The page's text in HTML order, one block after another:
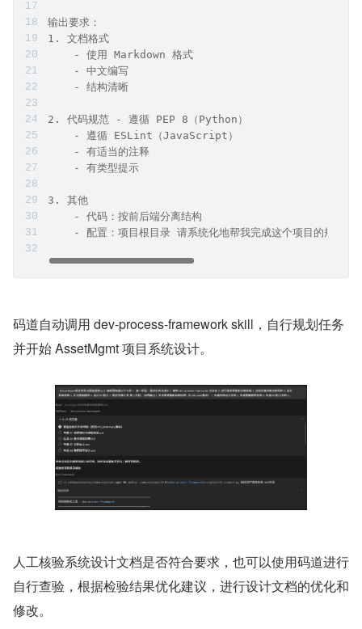
第二阶段：文档输出
    1. 生成需求规格说明文档（Markdown格式）
    2. 生成架构设计文档
    3. 生成数据模型文档
    5. 生成实施计划文档
输出要求：
1. 文档格式
    - 中文编写
    - 结构清晰
    - 遵循 ESLint（JavaScript）
    - 有适当的注释
3. 其他
    - 代码：按前后端分离结构
码道自动调用 dev-process-framework skill，自行规划任务
并开始 AssetMgmt 项目系统设计。